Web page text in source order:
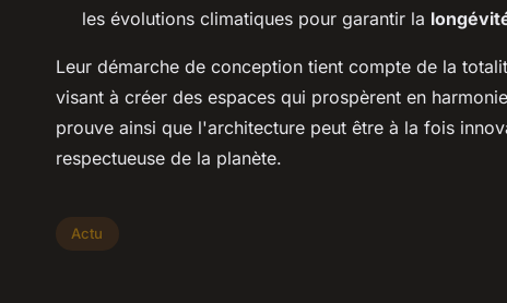
les évolutions climatiques pour garantir la
Leur démarche de conception tient compte de la
visant à créer des espaces qui prospèrent en
prouve ainsi que l'architecture peut être à la fois
respectueuse de la planète.
Actu